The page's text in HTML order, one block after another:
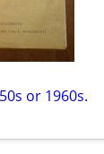
or 1960s.